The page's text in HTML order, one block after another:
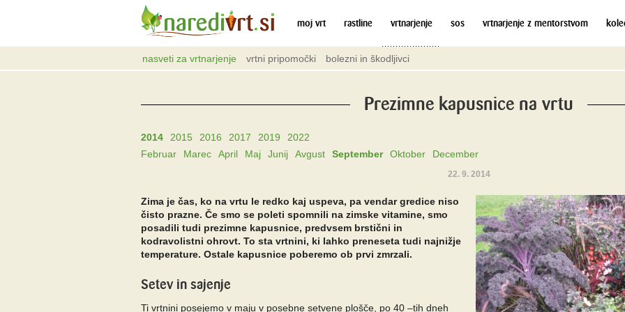
moj vrt rastline vrtnarjenje sos vrtnarjenje z mentorstvom
nasveti za vrtnarjenje vrtni pripomočki bolezni in škodljivci
Prezimne kapusnice na vrtu
2014 2015 2016 2017 2019
2022
Februar
Marec April Maj Junij Avgust September Oktober December
22. 9. 2014
Zima je čas, ko na vrtu le redko kaj uspeva, pa vendar gredice niso
čisto prazne. Če smo se poleti spomnili na zimske vitamine, smo
posadili tudi prezimne kapusnice, predvsem brstični in
kodravolistni ohrovt. To sta vrtnini, ki lahko preneseta tudi najnižje
temperature. Ostale kapusnice poberemo ob prvi zmrzali.
Setev in sajenje
Ti vrtnini posejemo v maju v posebne setvene plošče, po 40 –tih dneh